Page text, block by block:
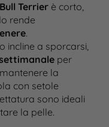
Terrierè corto,
rende
.
incline a sporcarsi,
per
la
con setole
sono ideali
la pelle.